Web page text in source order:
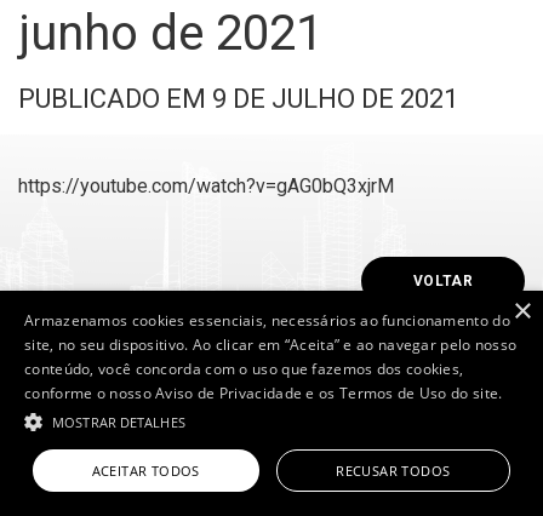
junho de 2021
PUBLICADO EM 9 DE JULHO DE 2021
https://youtube.com/watch?v=gAG0bQ3xjrM
VOLTAR
Set Investimentos - All Rights Reserved
Powered byMZ
×
Armazenamos cookies essenciais, necessários ao funcionamento do
site, no seu dispositivo. Ao clicar em “Aceita” e ao navegar pelo nosso
conteúdo, você concorda com o uso que fazemos dos cookies,
conforme o nosso Aviso de Privacidade e os Termos de Uso do site.
MOSTRAR DETALHES
ACEITAR TODOS RECUSAR TODOS